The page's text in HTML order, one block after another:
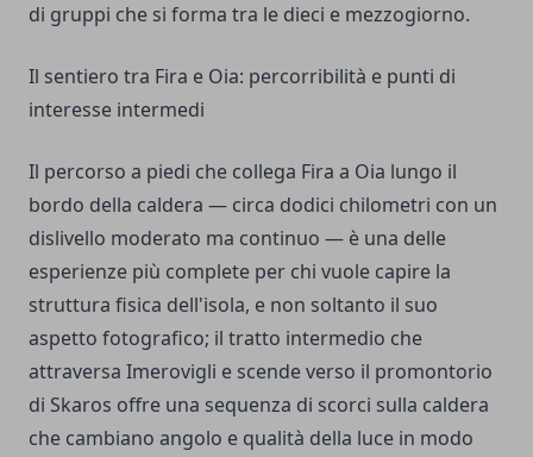
di gruppi che si forma tra le dieci e mezzogiorno.
Il sentiero tra Fira e Oia: percorribilità e punti di
interesse intermedi
Il percorso a piedi che collega Fira a Oia lungo il
bordo della caldera — circa dodici chilometri con un
dislivello moderato ma continuo — è una delle
esperienze più complete per chi vuole capire la
struttura fisica dell'isola, e non soltanto il suo
aspetto fotografico; il tratto intermedio che
attraversa Imerovigli e scende verso il promontorio
di Skaros offre una sequenza di scorci sulla caldera
che cambiano angolo e qualità della luce in modo